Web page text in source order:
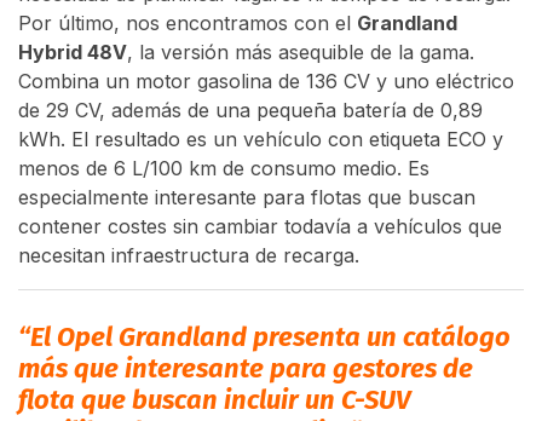
Por último, nos encontramos con el Grandland
Hybrid 48V, la versión más asequible de la gama.
Combina un motor gasolina de 136 CV y uno eléctrico
de 29 CV, además de una pequeña batería de 0,89
kWh. El resultado es un vehículo con etiqueta ECO y
menos de 6 L/100 km de consumo medio. Es
especialmente interesante para flotas que buscan
contener costes sin cambiar todavía a vehículos que
necesitan infraestructura de recarga.
“El Opel Grandland presenta un catálogo
más que interesante para gestores de
flota que buscan incluir un C-SUV